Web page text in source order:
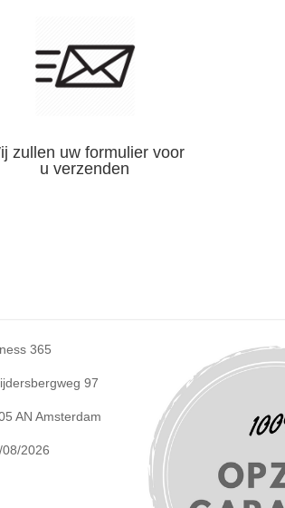
zullen uw formulier voor
u verzenden
365
97
AN Amsterdam
08/2026